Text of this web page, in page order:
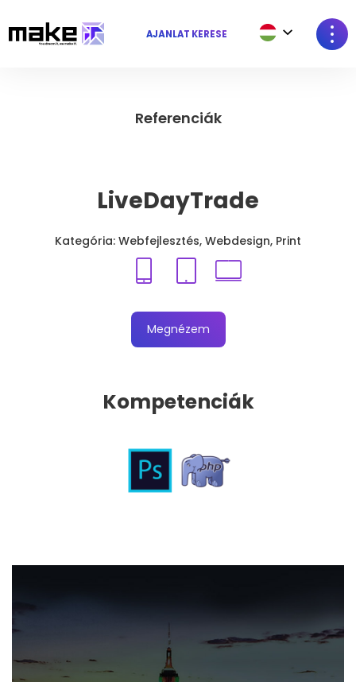
AJÁNLAT KÉRÉSE
Referenciák
LiveDayTrade
Kategória: Webfejlesztés, Webdesign, Print
Megnézem
Kompetenciák